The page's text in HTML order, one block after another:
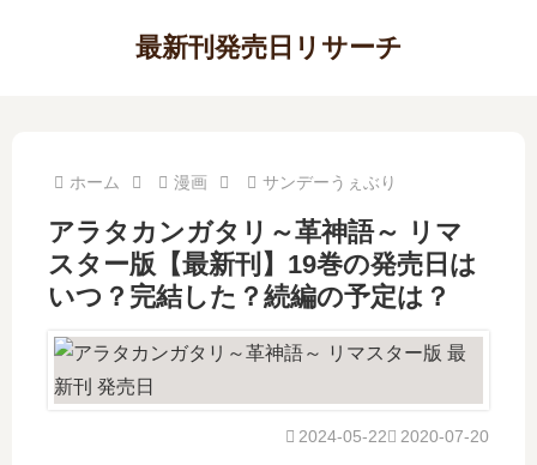
最新刊発売日リサーチ
ホーム 漫画 サンデーうぇぶり
アラタカンガタリ～革神語～ リマ
スター版【最新刊】19巻の発売日は
いつ？完結した？続編の予定は？
2020-07-20
2024-05-22